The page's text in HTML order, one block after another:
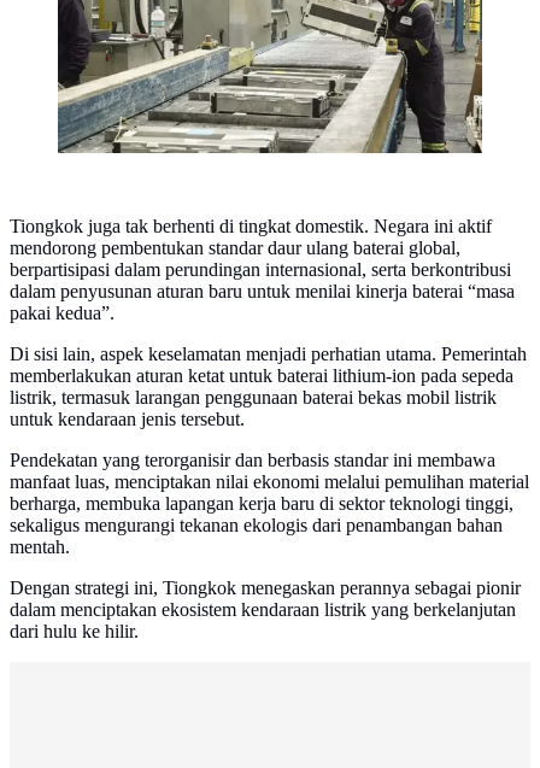
Tiongkok juga tak berhenti di tingkat domestik. Negara ini aktif
mendorong pembentukan standar daur ulang baterai global,
berpartisipasi dalam perundingan internasional, serta berkontribusi
dalam penyusunan aturan baru untuk menilai kinerja baterai “masa
pakai kedua”.
Di sisi lain, aspek keselamatan menjadi perhatian utama. Pemerintah
memberlakukan aturan ketat untuk baterai lithium-ion pada sepeda
listrik, termasuk larangan penggunaan baterai bekas mobil listrik
untuk kendaraan jenis tersebut.
Pendekatan yang terorganisir dan berbasis standar ini membawa
manfaat luas, menciptakan nilai ekonomi melalui pemulihan material
berharga, membuka lapangan kerja baru di sektor teknologi tinggi,
sekaligus mengurangi tekanan ekologis dari penambangan bahan
mentah.
Dengan strategi ini, Tiongkok menegaskan perannya sebagai pionir
dalam menciptakan ekosistem kendaraan listrik yang berkelanjutan
dari hulu ke hilir.